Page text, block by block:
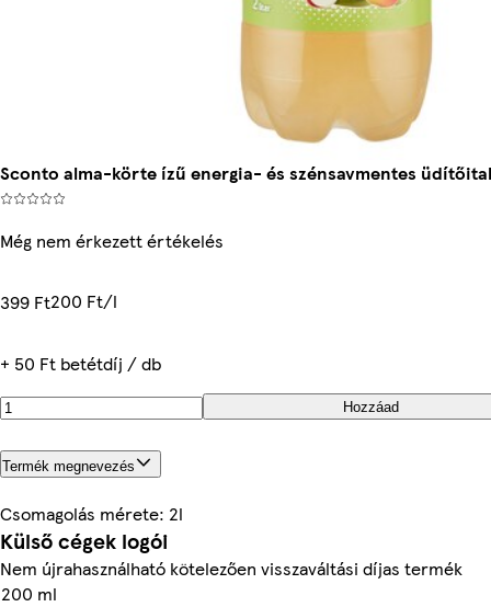
Sconto alma-körte ízű energia- és szénsavmentes
Még nem érkezett értékelés
399 Ft200 Ft/l
+ 50 Ft betétdíj / db
Hozzáad
Termék megnevezés
Csomagolás mérete: 2l
Külső cégek logói
Nem újrahasználható kötelezően visszaváltási díjas termék
200 ml